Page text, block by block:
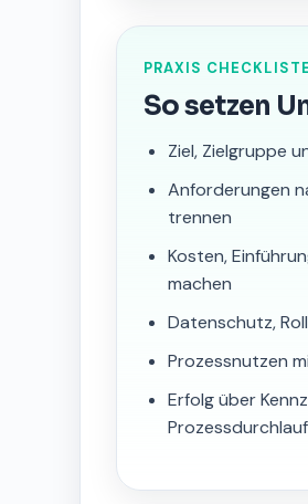
PRAXIS CHECKLISTE
So setzen
Ziel, Zielgruppe
Anforderungen
trennen
Kosten,
machen
Datenschutz,
Prozessnutzen
Erfolg über